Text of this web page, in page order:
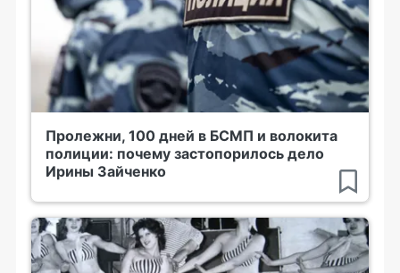
Пролежни, 100 дней в БСМП и волокита
полиции: почему застопорилось дело
Ирины Зайченко